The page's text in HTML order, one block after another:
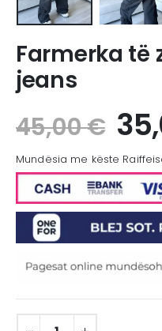
Farmerka të
jeans
45,00€
Mundësia me këste